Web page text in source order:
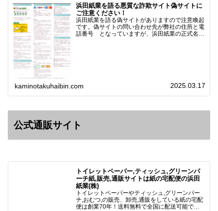
浜田紙業を語る悪質な詐欺サイト偽サイトに
ご注意ください！
浜田紙業を語る偽サイトがありますので注意喚起
です。偽サイトの問い合わせ先が弊社の住所と電
話番号 となっていますが、浜田紙業の正式名称
kaminotakuhaibin.com 2025.03.17
公式通販サイト
トイレットペーパー,ティッシュ,グリーンパ
ーチ紙,販売,通販サイトは紙の宅配便の浜田
紙業(株)
トイレットペーパーやティッシュ,グリーンパー
チ,おむつ,の販売、卸売,通販をしている紙の宅配
便は創業70年！送料無料で全国に配送可能で